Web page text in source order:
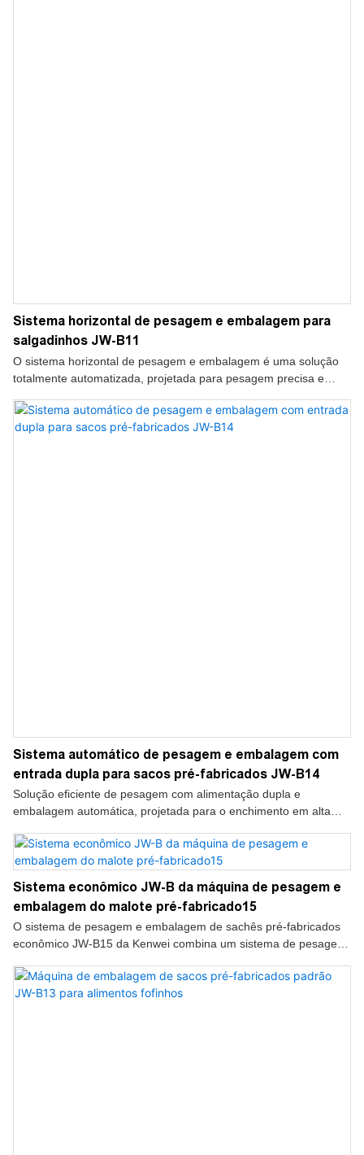
Sistema horizontal de pesagem e embalagem para
salgadinhos JW-B11
O sistema horizontal de pesagem e embalagem é uma solução
totalmente automatizada, projetada para pesagem precisa e
Sistema automático de pesagem e embalagem com
entrada dupla para sacos pré-fabricados JW-B14
Solução eficiente de pesagem com alimentação dupla e
embalagem automática, projetada para o enchimento em alta
alimentos, snacks e produtos granulados.
Sistema econômico JW-B da máquina de pesagem e
embalagem do malote pré-fabricado15
O sistema de pesagem e embalagem de sachês pré-fabricados
econômico JW-B15 da Kenwei combina um sistema de pesagem
consistente do produto e minimizando o desperdício.